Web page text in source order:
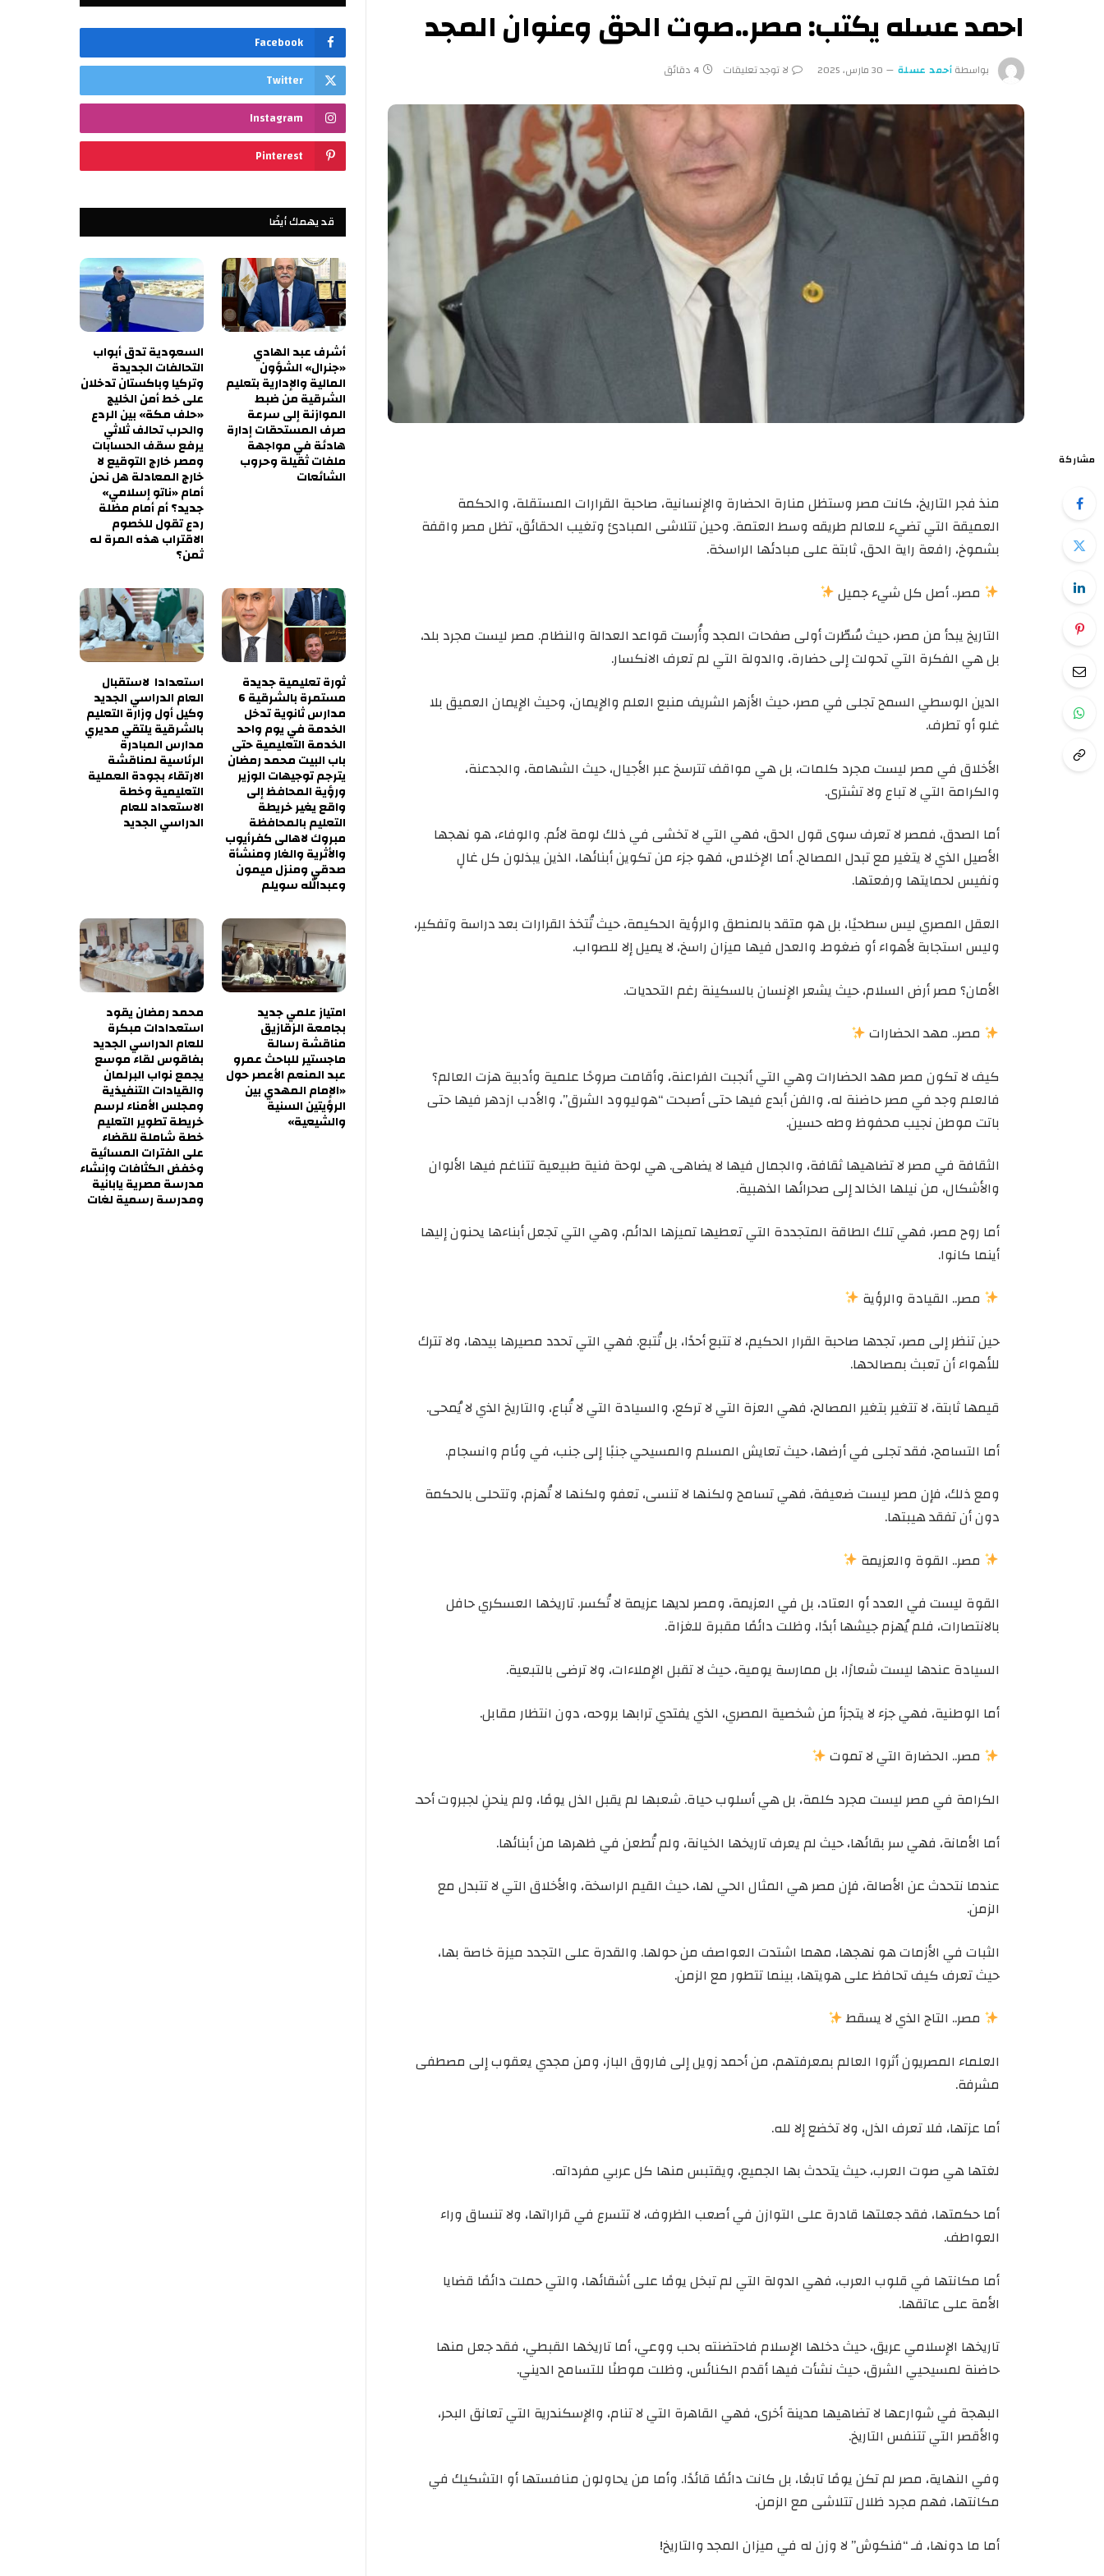
احمد عسله يكتب: مصر..صوت الحق وعنوان المجد
بواسطةأحمد عسلة 30 مارس، 2025 لا توجد تعليقات 4 دقائق
مشاركة
منذ فجر التاريخ، كانت مصر وستظل منارة الحضارة والإنسانية، صاحبة القرارات المستقلة، والحكمة
العميقة التي تضيء للعالم طريقه وسط العتمة. وحين تتلاشى المبادئ وتغيب الحقائق، تظل مصر واقفة
بشموخ، رافعة راية الحق، ثابتة على مبادئها الراسخة.
مصر.. أصل كل شيء جميل
التاريخ يبدأ من مصر، حيث سُطّرت أولى صفحات المجد وأُرست قواعد العدالة والنظام. مصر ليست مجرد بلد،
بل هي الفكرة التي تحولت إلى حضارة، والدولة التي لم تعرف الانكسار.
الدين الوسطي السمح تجلى في مصر، حيث الأزهر الشريف منبع العلم والإيمان، وحيث الإيمان العميق بلا
غلو أو تطرف.
الأخلاق في مصر ليست مجرد كلمات، بل هي مواقف تترسخ عبر الأجيال، حيث الشهامة، والجدعنة،
والكرامة التي لا تباع ولا تشترى.
أما الصدق، فمصر لا تعرف سوى قول الحق، فهي التي لا تخشى في ذلك لومة لائم. والوفاء، هو نهجها
الأصيل الذي لا يتغير مع تبدل المصالح. أما الإخلاص، فهو جزء من تكوين أبنائها، الذين يبذلون كل غالٍ
ونفيس لحمايتها ورفعتها.
العقل المصري ليس سطحيًا، بل هو متقد بالمنطق والرؤية الحكيمة، حيث تُتخذ القرارات بعد دراسة وتفكير،
وليس استجابة لأهواء أو ضغوط. والعدل فيها ميزان راسخ، لا يميل إلا للصواب.
الأمان؟ مصر أرض السلام، حيث يشعر الإنسان بالسكينة رغم التحديات.
مصر.. مهد الحضارات
كيف لا تكون مصر مهد الحضارات وهي التي أنجبت الفراعنة، وأقامت صروحًا علمية وأدبية هزت العالم؟
فالعلم وجد في مصر حاضنة له، والفن أبدع فيها حتى أصبحت “هوليوود الشرق”، والأدب ازدهر فيها حتى
باتت موطن نجيب محفوظ وطه حسين.
الثقافة في مصر لا تضاهيها ثقافة، والجمال فيها لا يضاهى. هي لوحة فنية طبيعية تتناغم فيها الألوان
والأشكال، من نيلها الخالد إلى صحرائها الذهبية.
أما روح مصر، فهي تلك الطاقة المتجددة التي تعطيها تميزها الدائم، وهي التي تجعل أبناءها يحنون إليها
أينما كانوا.
مصر.. القيادة والرؤية
حين تنظر إلى مصر، تجدها صاحبة القرار الحكيم، لا تتبع أحدًا، بل تُتبع. فهي التي تحدد مصيرها بيدها، ولا تترك
للأهواء أن تعبث بمصالحها.
قيمها ثابتة، لا تتغير بتغير المصالح، فهي العزة التي لا تركع، والسيادة التي لا تُباع، والتاريخ الذي لا يُمحى.
أما التسامح، فقد تجلى في أرضها، حيث تعايش المسلم والمسيحي جنبًا إلى جنب، في وئام وانسجام.
ومع ذلك، فإن مصر ليست ضعيفة، فهي تسامح ولكنها لا تنسى، تعفو ولكنها لا تُهزم، وتتحلى بالحكمة
دون أن تفقد هيبتها.
مصر.. القوة والعزيمة
القوة ليست في العدد أو العتاد، بل في العزيمة، ومصر لديها عزيمة لا تُكسر. تاريخها العسكري حافل
بالانتصارات، فلم يُهزم جيشها أبدًا، وظلت دائمًا مقبرة للغزاة.
السيادة عندها ليست شعارًا، بل ممارسة يومية، حيث لا تقبل الإملاءات، ولا ترضى بالتبعية.
أما الوطنية، فهي جزء لا يتجزأ من شخصية المصري، الذي يفتدي ترابها بروحه، دون انتظار مقابل.
مصر.. الحضارة التي لا تموت
الكرامة في مصر ليست مجرد كلمة، بل هي أسلوب حياة. شعبها لم يقبل الذل يومًا، ولم ينحنِ لجبروت أحد.
أما الأمانة، فهي سر بقائها، حيث لم يعرف تاريخها الخيانة، ولم تُطعن في ظهرها من أبنائها.
عندما نتحدث عن الأصالة، فإن مصر هي المثال الحي لها، حيث القيم الراسخة، والأخلاق التي لا تتبدل مع
الزمن.
الثبات في الأزمات هو نهجها، مهما اشتدت العواصف من حولها. والقدرة على التجدد ميزة خاصة بها،
حيث تعرف كيف تحافظ على هويتها، بينما تتطور مع الزمن.
مصر.. التاج الذي لا يسقط
العلماء المصريون أثروا العالم بمعرفتهم، من أحمد زويل إلى فاروق الباز، ومن مجدي يعقوب إلى مصطفى
مشرفة.
أما عزتها، فلا تعرف الذل، ولا تخضع إلا لله.
لغتها هي صوت العرب، حيث يتحدث بها الجميع، ويقتبس منها كل عربي مفرداته.
أما حكمتها، فقد جعلتها قادرة على التوازن في أصعب الظروف، لا تتسرع في قراراتها، ولا تنساق وراء
العواطف.
أما مكانتها في قلوب العرب، فهي الدولة التي لم تبخل يومًا على أشقائها، والتي حملت دائمًا قضايا
الأمة على عاتقها.
تاريخها الإسلامي عريق، حيث دخلها الإسلام فاحتضنته بحب ووعي، أما تاريخها القبطي، فقد جعل منها
حاضنة لمسيحيي الشرق، حيث نشأت فيها أقدم الكنائس، وظلت موطنًا للتسامح الديني.
البهجة في شوارعها لا تضاهيها مدينة أخرى، فهي القاهرة التي لا تنام، والإسكندرية التي تعانق البحر،
والأقصر التي تتنفس التاريخ.
وفي النهاية، مصر لم تكن يومًا تابعًا، بل كانت دائمًا قائدًا. وأما من يحاولون منافستها أو التشكيك في
مكانتها، فهم مجرد ظلال تتلاشى مع الزمن.
أما ما دونها، فـ “فنكوش” لا وزن له في ميزان المجد والتاريخ!
Facebook
Twitter
Instagram
Pinterest
قد يهمك أيضًا
أشرف عبد الهادي
«جنرال» الشؤون
المالية والإدارية بتعليم
الشرقية من ضبط
الموازنة إلى سرعة
صرف المستحقات إدارة
هادئة في مواجهة
ملفات ثقيلة وحروب
الشائعات
السعودية تدق أبواب
التحالفات الجديدة
وتركيا وباكستان تدخلان
على خط أمن الخليج
«حلف مكة» بين الردع
والحرب تحالف ثلاثي
يرفع سقف الحسابات
ومصر خارج التوقيع لا
خارج المعادلة هل نحن
أمام «ناتو إسلامي»
جديد؟ أم أمام مظلة
ردع تقول للخصوم
الاقتراب هذه المرة له
ثمن؟
ثورة تعليمية جديدة
مستمرة بالشرقية 6
مدارس ثانوية تدخل
الخدمة في يوم واحد
الخدمة التعليمية حتى
باب البيت محمد رمضان
يترجم توجيهات الوزير
ورؤية المحافظ إلى
واقع يغير خريطة
التعليم بالمحافظة
مبروك لاهالى كفرأيوب
والأثرية والغار ومنشأة
صدقي ومنزل ميمون
وعبدالله سويلم
استعدادا لاستقبال
العام الدراسي الجديد
وكيل أول وزارة التعليم
بالشرقية يلتقي مديري
مدارس المبادرة
الرئاسية لمناقشة
الارتقاء بجودة العملية
التعليمية وخطة
الاستعداد للعام
الدراسي الجديد
امتياز علمي جديد
بجامعة الزقازيق
مناقشة رسالة
ماجستير للباحث عمرو
عبد المنعم الأعصر حول
«الإمام المهدي بين
الرؤيتين السنية
والشيعية»
محمد رمضان يقود
استعدادات مبكرة
للعام الدراسي الجديد
بفاقوس لقاء موسع
يجمع نواب البرلمان
والقيادات التنفيذية
ومجلس الأمناء لرسم
خريطة تطوير التعليم
خطة شاملة للقضاء
على الفترات المسائية
وخفض الكثافات وإنشاء
مدرسة مصرية يابانية
ومدرسة رسمية لغات